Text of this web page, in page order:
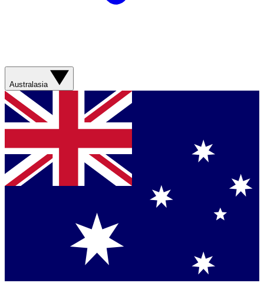
Australasia